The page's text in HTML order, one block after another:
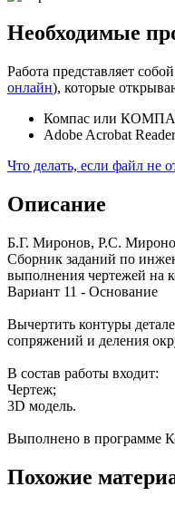
Необходимые
Работа представляет
онлайн), которые
Компас или
Adobe Acrobat Reader
Что делать, если файл не
Описание
Б.Г. Миронов, Р.С.
Сборник заданий по
выполнения чертежей на
Вариант 11 - Основание
Вычертить контуры
сопряжений и деления
В состав работы входит:
Чертеж;
3D модель.
Выполнено в программе
Похожие